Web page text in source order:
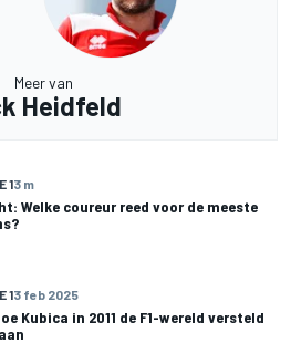
Meer van
Heidfeld
13 m
Welke coureur reed voor de meeste
13 feb 2025
Kubica in 2011 de F1-wereld versteld